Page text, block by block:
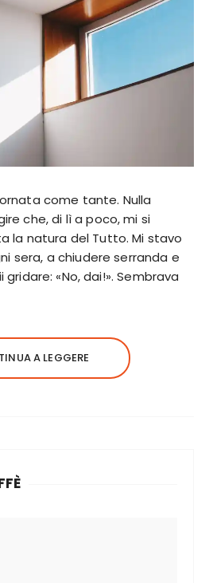
come tante. Nulla
che, di lì a poco, mi si
la natura del Tutto. Mi stavo
sera, a chiudere serranda e
«No, dai!». Sembrava
A LEGGERE